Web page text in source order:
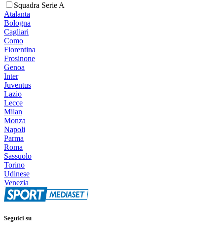
Squadra Serie A
Atalanta
Bologna
Cagliari
Como
Fiorentina
Frosinone
Genoa
Inter
Juventus
Lazio
Lecce
Milan
Monza
Napoli
Parma
Roma
Sassuolo
Torino
Udinese
Venezia
Seguici su